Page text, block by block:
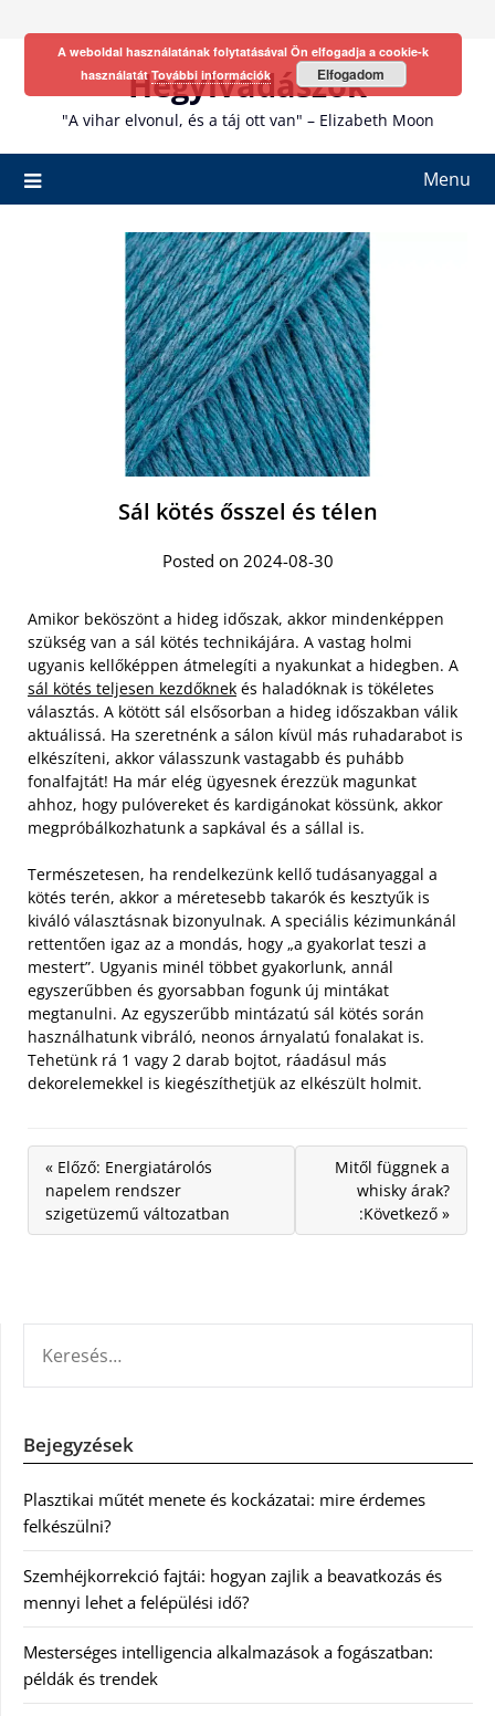
Hegyivadászok
"A vihar elvonul, és a táj ott van" – Elizabeth Moon
Menu
Sál kötés ősszel és télen
Posted on 2024-08-30
Amikor beköszönt a hideg időszak, akkor mindenképpen
szükség van a sál kötés technikájára. A vastag holmi
ugyanis kellőképpen átmelegíti a nyakunkat a hidegben. A
sál kötés teljesen kezdőknek és haladóknak is tökéletes
választás. A kötött sál elsősorban a hideg időszakban válik
aktuálissá. Ha szeretnénk a sálon kívül más ruhadarabot is
elkészíteni, akkor válasszunk vastagabb és puhább
fonalfajtát! Ha már elég ügyesnek érezzük magunkat
ahhoz, hogy pulóvereket és kardigánokat kössünk, akkor
megpróbálkozhatunk a sapkával és a sállal is.
Természetesen, ha rendelkezünk kellő tudásanyaggal a
kötés terén, akkor a méretesebb takarók és kesztyűk is
kiváló választásnak bizonyulnak. A speciális kézimunkánál
rettentően igaz az a mondás, hogy „a gyakorlat teszi a
mestert”. Ugyanis minél többet gyakorlunk, annál
egyszerűbben és gyorsabban fogunk új mintákat
megtanulni. Az egyszerűbb mintázatú sál kötés során
használhatunk vibráló, neonos árnyalatú fonalakat is.
Tehetünk rá 1 vagy 2 darab bojtot, ráadásul más
dekorelemekkel is kiegészíthetjük az elkészült holmit.
« Előző: Energiatárolós
napelem rendszer
szigetüzemű változatban
Mitől függnek a
whisky árak?
:Következő »
Bejegyzések
Plasztikai műtét menete és kockázatai: mire érdemes
felkészülni?
Szemhéjkorrekció fajtái: hogyan zajlik a beavatkozás és
mennyi lehet a felépülési idő?
Mesterséges intelligencia alkalmazások a fogászatban:
példák és trendek
A weboldal használatának folytatásával Ön elfogadja a cookie-k
használatátTovábbi információk Elfogadom